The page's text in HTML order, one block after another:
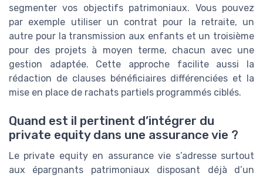
segmenter vos objectifs patrimoniaux. Vous pouvez
par exemple utiliser un contrat pour la retraite, un
autre pour la transmission aux enfants et un troisième
pour des projets à moyen terme, chacun avec une
gestion adaptée. Cette approche facilite aussi la
rédaction de clauses bénéficiaires différenciées et la
mise en place de rachats partiels programmés ciblés.
Quand est il pertinent d’intégrer du
private equity dans une assurance vie ?
Le private equity en assurance vie s’adresse surtout
aux épargnants patrimoniaux disposant déjà d’un